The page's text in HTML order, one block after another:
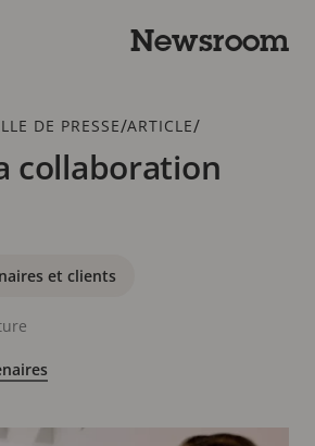
Newsroom
DE PRESSE/ARTICLE/
collaboration
et clients